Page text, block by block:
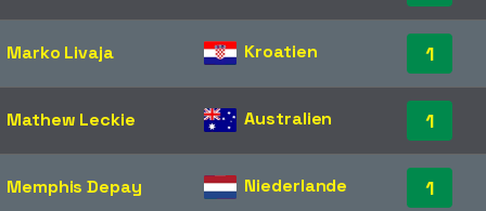
Marko Livaja Kroatien 1
Mathew Leckie Australien 1
Memphis Depay Niederlande 1